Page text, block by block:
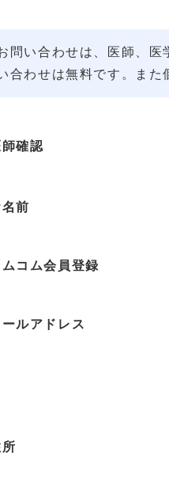
問い合わせは、医師、医
合わせは無料です。また
師確認
前
ムコム会員登録
ールアドレス